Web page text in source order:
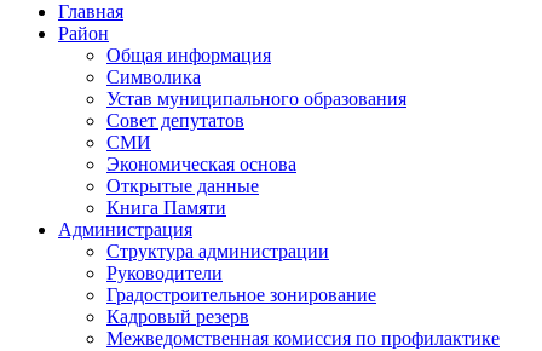
Главная
Район
Общая информация
Символика
Устав муниципального образования
Совет депутатов
СМИ
Экономическая основа
Открытые данные
Книга Памяти
Администрация
Структура администрации
Руководители
Градостроительное зонирование
Кадровый резерв
Межведомственная комиссия по профилактике